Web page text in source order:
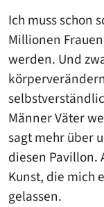
Ich muss schon
Millionen
werden. Und
Männer Väter
sagt mehr über
diesen Pavillon.
Kunst, die mich
gelassen.